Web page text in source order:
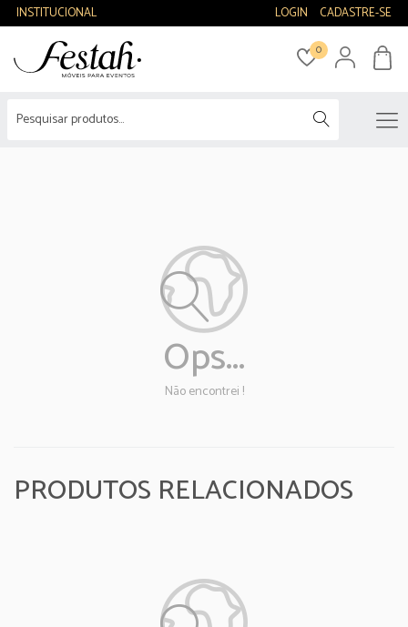
INSTITUCIONAL LOGIN CADASTRE-SE
0
Ops...
Não encontrei !
PRODUTOS RELACIONADOS